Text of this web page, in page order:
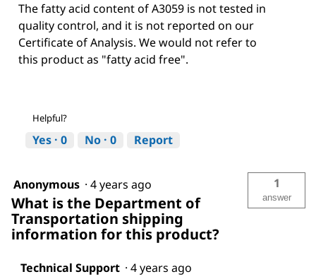
The fatty acid content of A3059 is not tested in
quality control, and it is not reported on our
Certificate of Analysis. We would not refer to
this product as "fatty acid free".
Helpful?
Yes · 0 No · 0 Report
Anonymous · 4 years ago
What is the Department of
Transportation shipping
information for this product?
1
answer
Technical Support · 4 years ago